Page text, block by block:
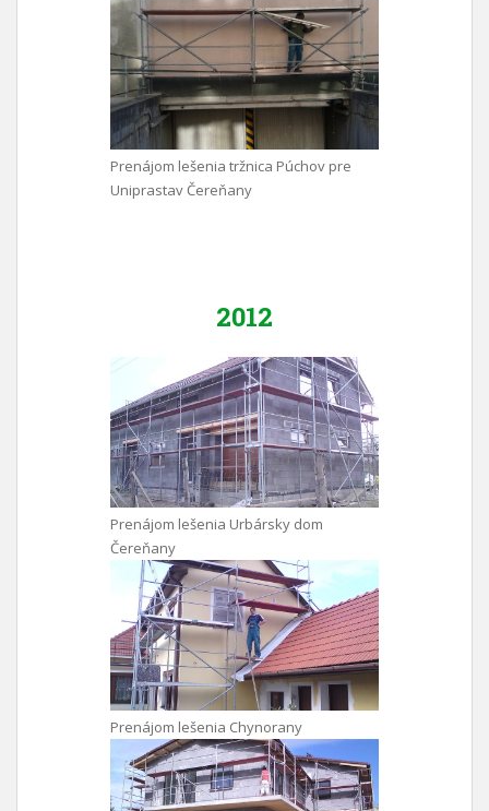
Prenájom lešenia tržnica Púchov pre
Uniprastav Čereňany
2012
Prenájom lešenia Urbársky dom
Čereňany
Prenájom lešenia Chynorany